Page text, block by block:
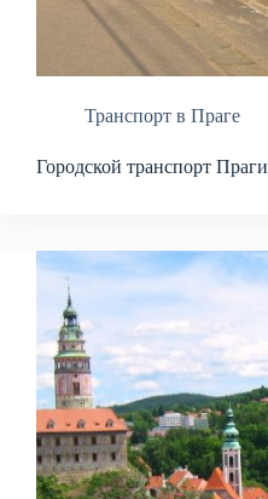
Транспорт в Праге
Городской транспорт Праги